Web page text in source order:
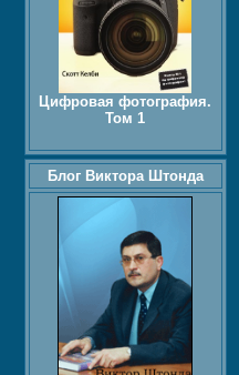
Цифровая фотография.
Том 1
Блог Виктора Штонда